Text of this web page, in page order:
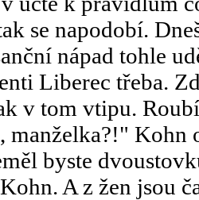
se napodobí.
nápad tohle
Liberec třeba.
v tom vtipu.
manželka?!"
byste
A z žen jsou